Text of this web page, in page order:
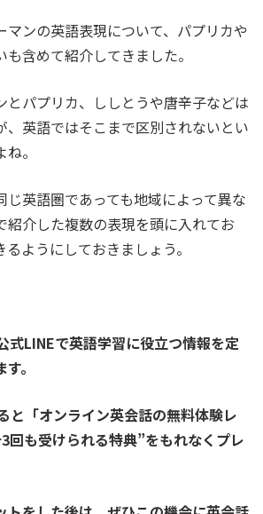
マンの英語表現について、パプリカや
含めて紹介してきました。
とパプリカ、ししとうや唐辛子などは
、英語ではそこまで区別されないとい
。
じ英語圏であっても地域によって異な
紹介した複数の表現を頭に入れてお
ようにしておきましょう。
式LINEで英語学習に役立つ情報を定
。
と「オンライン英会話の無料体験レ
回も受けられる特典”をもれなくプレ